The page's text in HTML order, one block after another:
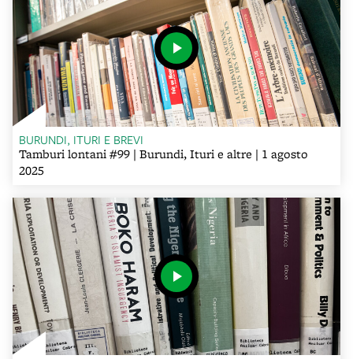
BURUNDI, ITURI E BREVI
Tamburi lontani #99 | Burundi, Ituri e altre | 1 agosto
2025